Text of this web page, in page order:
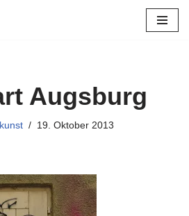
Augsburg
19. Oktober 2013